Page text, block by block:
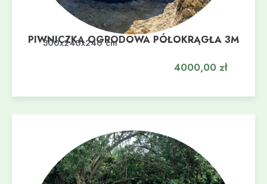
PIWNICZKA OGRODOWA PÓŁOKRĄGŁA 3M
300x240x240 cm
4000,00 zł
Dodaj do koszyka